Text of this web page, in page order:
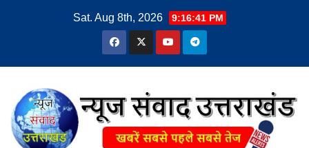
Sat. Aug 8th, 2026 9:16:41 PM